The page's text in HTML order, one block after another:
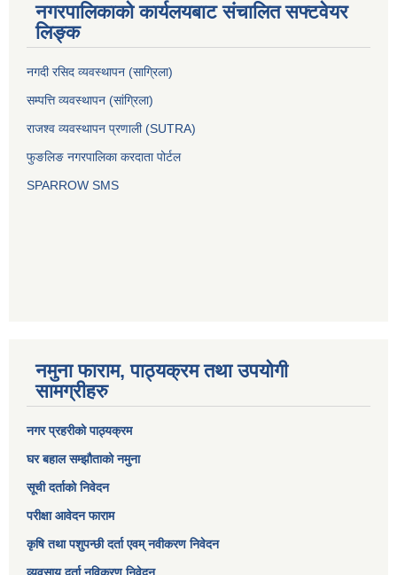
नगरपालिकाको कार्यलयबाट संचालित सफ्टवेयर
लिङ्क
नगदी रसिद व्यवस्थापन (साग्रिला)
सम्पत्ति व्यवस्थापन (सांग्रिला)
राजश्व व्यवस्थापन प्रणाली (SUTRA)
फुङलिङ नगरपालिका करदाता पोर्टल
SPARROW SMS
नमुना फाराम, पाठ्यक्रम तथा उपयोगी
सामग्रीहरु
नगर प्रहरीको पाठ्यक्रम
घर बहाल सम्झौताको नमुना
सूची दर्ताको निवेदन
परीक्षा आवेदन फाराम
कृषि तथा पशुपन्छी दर्ता एवम् नवीकरण निवेदन